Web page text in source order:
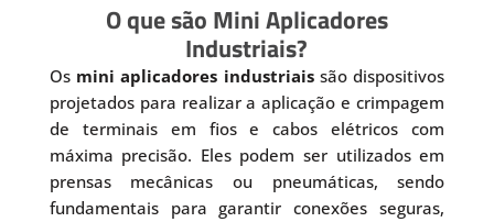
O que são Mini Aplicadores
Industriais?
Os mini aplicadores industriaissão dispositivos
projetados para realizar a aplicação e crimpagem
de terminais em fios e cabos elétricos com
máxima precisão. Eles podem ser utilizados em
prensas mecânicas ou pneumáticas, sendo
fundamentais para garantir conexões seguras,